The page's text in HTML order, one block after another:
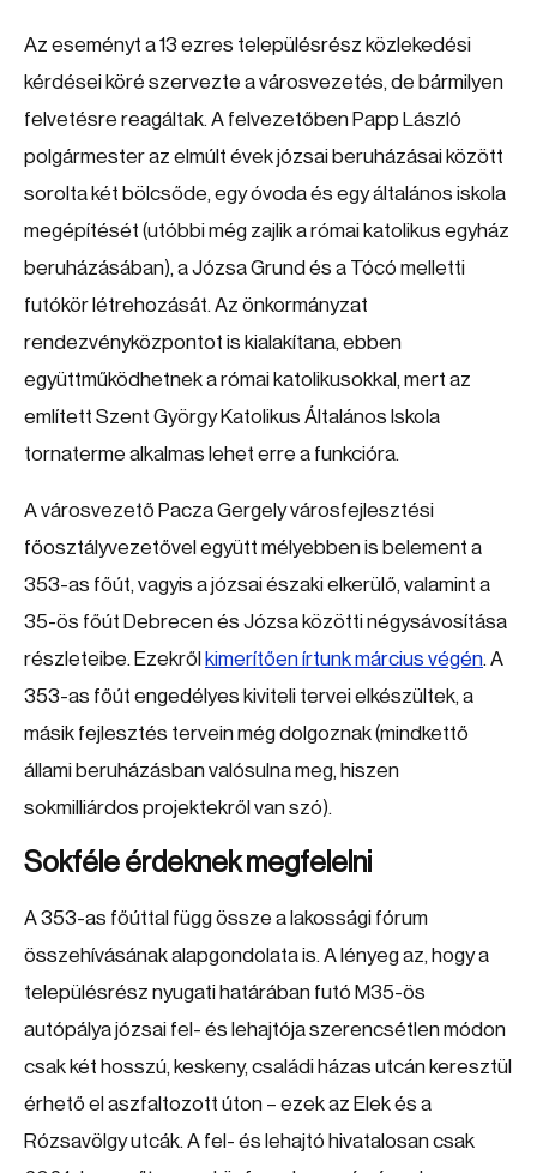
Az eseményt a 13 ezres településrész közlekedési
kérdései köré szervezte a városvezetés, de bármilyen
felvetésre reagáltak. A felvezetőben Papp László
polgármester az elmúlt évek józsai beruházásai között
sorolta két bölcsőde, egy óvoda és egy általános iskola
megépítését (utóbbi még zajlik a római katolikus egyház
beruházásában), a Józsa Grund és a Tócó melletti
futókör létrehozását. Az önkormányzat
rendezvényközpontot is kialakítana, ebben
együttműködhetnek a római katolikusokkal, mert az
említett Szent György Katolikus Általános Iskola
tornaterme alkalmas lehet erre a funkcióra.
A városvezető Pacza Gergely városfejlesztési
főosztályvezetővel együtt mélyebben is belement a
353-as főút, vagyis a józsai északi elkerülő, valamint a
35-ös főút Debrecen és Józsa közötti négysávosítása
részleteibe. Ezekről kimerítően írtunk március végén. A
353-as főút engedélyes kiviteli tervei elkészültek, a
másik fejlesztés tervein még dolgoznak (mindkettő
állami beruházásban valósulna meg, hiszen
sokmilliárdos projektekről van szó).
Sokféle érdeknek megfelelni
A 353-as főúttal függ össze a lakossági fórum
összehívásának alapgondolata is. A lényeg az, hogy a
településrész nyugati határában futó M35-ös
autópálya józsai fel- és lehajtója szerencsétlen módon
csak két hosszú, keskeny, családi házas utcán keresztül
érhető el aszfaltozott úton – ezek az Elek és a
Rózsavölgy utcák. A fel- és lehajtó hivatalosan csak